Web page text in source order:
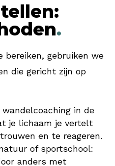
.
gebruiken we
die gericht zijn op
in de
je lichaam je vertelt
en te reageren.
of sportschool:
anders met